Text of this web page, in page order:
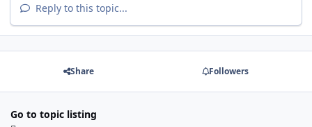
Reply to this topic...
Share Followers
Go to topic listing